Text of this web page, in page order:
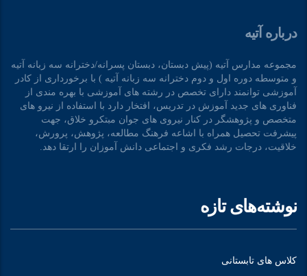
درباره آتیه
مجموعه مدارس آتیه (پیش دبستان، دبستان پسرانه/دخترانه سه زبانه آتیه
و متوسطه دوره اول و دوم دخترانه سه زبانه آتیه ) با برخورداری از کادر
آموزشی توانمند دارای تخصص در رشته های آموزشی با بهره مندی از
فناوری های جدید آموزش در تدریس، افتخار دارد با استفاده از نیرو های
متخصص و پژوهشگر در کنار نیروی های جوان مبتکرو خلاق، جهت
پیشرفت تحصیل همراه با اشاعه فرهنگ مطالعه، پژوهش، پرورش،
خلاقیت، درجات رشد فکری و اجتماعی دانش آموزان را ارتقا دهد.
نوشته‌های تازه
کلاس های تابستانی